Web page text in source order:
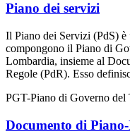
Piano dei servizi
Il Piano dei Servizi (PdS)
compongono il Piano di
Lombardia, insieme al
Regole (PdR). Esso
PGT-Piano di Governo del
Documento di Piano-